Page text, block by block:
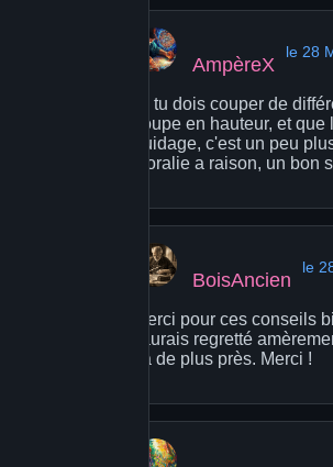
AmpèreX
le 28
Si tu dois couper de
coupe en hauteur, et
guidage, c'est un peu
Coralie a raison, un bon
BoisAncien
le
Merci pour ces conseils
j'aurais regretté
ça de plus près. Merci !